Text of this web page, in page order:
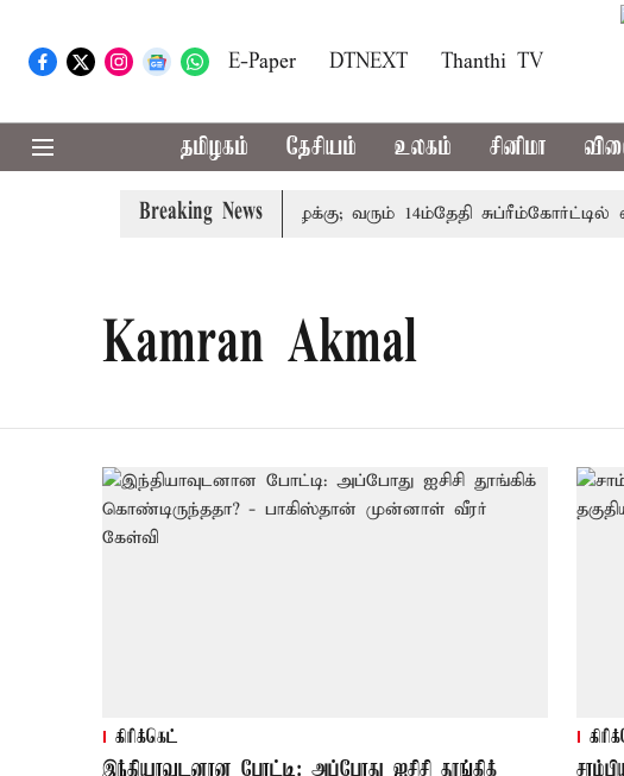
E-Paper DTNEXT Thanthi TV
தமிழகம் தேசியம் உலகம் சினிமா
Breaking News
அரசுப்பணி வழக்கு; வரும் 14ம்தேதி சுப்ரீம்கோர்ட்டில்
Kamran Akmal
கிரிக்கெட்
இந்தியாவுடனான போட்டி: அப்போது ஐசிசி தூங்கிக்